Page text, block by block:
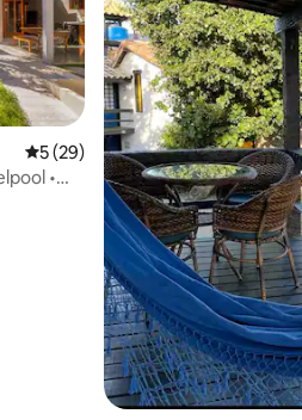
5 av 5 i genomsnittligt betyg, 29
5 (29)
•